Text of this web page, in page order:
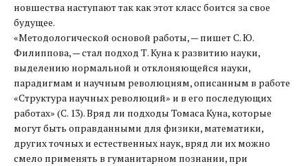
новшества наступают так как этот класс боится за свое
будущее.
«Методологической основой работы, — пишет С. Ю.
Филиппова, — стал подход Т. Куна к развитию науки,
выделению нормальной и отклоняющейся науки,
парадигмам и научным революциям, описанным в работе
«Структура научных революций» и в его последующих
работах» (С. 13). Вряд ли подходы Томаса Куна, которые
могут быть оправданными для физики, математики,
других точных и естественных наук, вряд ли их можно
смело применять в гуманитарном познании, при